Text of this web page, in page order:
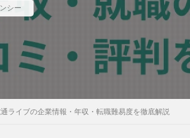
シー
ライブの企業情報・年収・転職難易度を徹底解説